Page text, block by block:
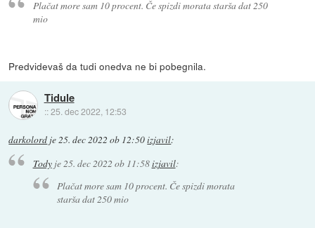
Plačat more sam 10 procent. Če spizdi morata starša dat 250
mio
Predvidevaš da tudi onedva ne bi pobegnila.
Tidule
::25. dec 2022, 12:53
darkolord je25. dec 2022 ob 12:50izjavil:
Todyje 25. dec 2022 ob 11:58izjavil:
Plačat more sam 10 procent. Če spizdi morata
starša dat 250 mio